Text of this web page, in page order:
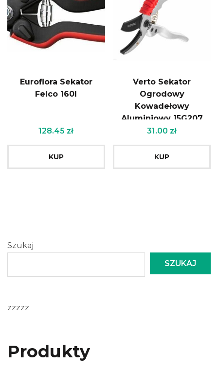
Euroflora Sekator
Felco 160l
128.45 zł
KUP
Verto Sekator
Ogrodowy
Kowadełowy
Aluminiowy 15G207
31.00 zł
KUP
Szukaj
SZUKAJ
zzzzz
Produkty